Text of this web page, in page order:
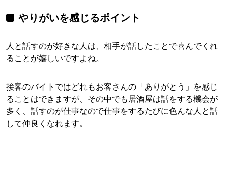
やりがいを感じるポイント
人と話すのが好きな人は、相手が話したことで喜んでくれ
ることが嬉しいですよね。
接客のバイトではどれもお客さんの「ありがとう」を感じ
ることはできますが、その中でも居酒屋は話をする機会が
多く、話すのが仕事なので仕事をするたびに色んな人と話
して仲良くなれます。